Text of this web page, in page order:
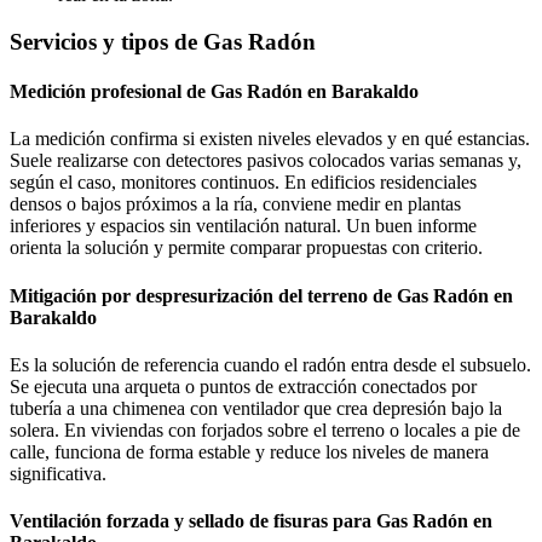
Servicios y tipos de Gas Radón
Medición profesional de Gas Radón en Barakaldo
La medición confirma si existen niveles elevados y en qué estancias.
Suele realizarse con detectores pasivos colocados varias semanas y,
según el caso, monitores continuos. En edificios residenciales
densos o bajos próximos a la ría, conviene medir en plantas
inferiores y espacios sin ventilación natural. Un buen informe
orienta la solución y permite comparar propuestas con criterio.
Mitigación por despresurización del terreno de Gas Radón en
Barakaldo
Es la solución de referencia cuando el radón entra desde el subsuelo.
Se ejecuta una arqueta o puntos de extracción conectados por
tubería a una chimenea con ventilador que crea depresión bajo la
solera. En viviendas con forjados sobre el terreno o locales a pie de
calle, funciona de forma estable y reduce los niveles de manera
significativa.
Ventilación forzada y sellado de fisuras para Gas Radón en